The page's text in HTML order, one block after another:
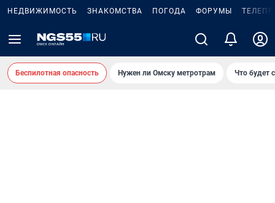
НЕДВИЖИМОСТЬ ЗНАКОМСТВА ПОГОДА ФОРУМЫ
Беспилотная опасность Нужен ли Омску метротрам Что будет